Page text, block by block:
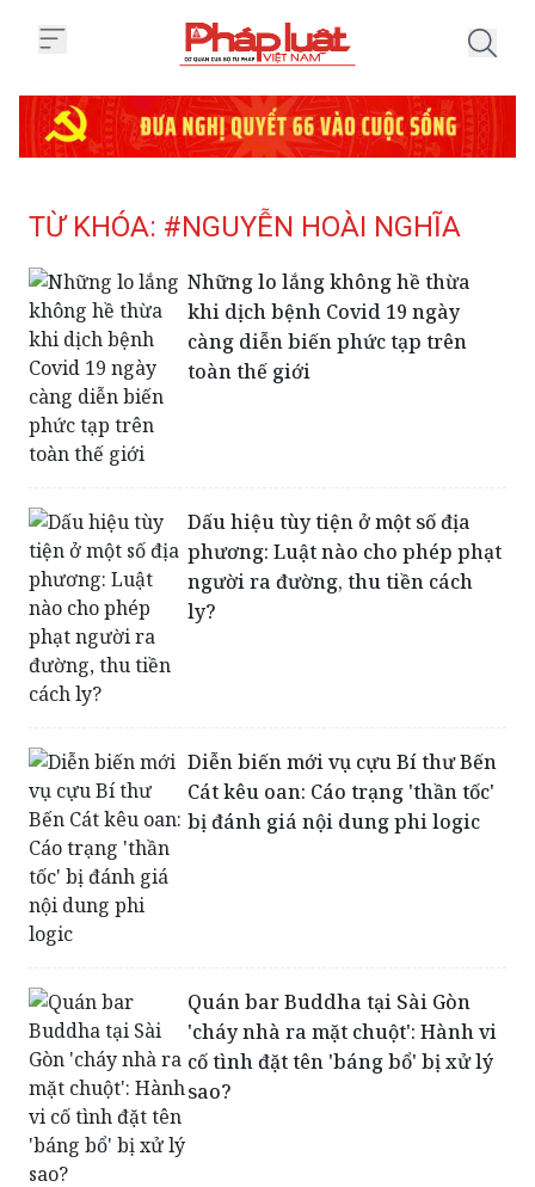
TỪ KHÓA: #NGUYỄN HOÀI NGHĨA
Những lo lắng không hề thừa
khi dịch bệnh Covid 19 ngày
càng diễn biến phức tạp trên
toàn thế giới
Dấu hiệu tùy tiện ở một số địa
phương: Luật nào cho phép phạt
người ra đường, thu tiền cách
ly?
Diễn biến mới vụ cựu Bí thư Bến
Cát kêu oan: Cáo trạng 'thần tốc'
bị đánh giá nội dung phi logic
Quán bar Buddha tại Sài Gòn
'cháy nhà ra mặt chuột': Hành vi
cố tình đặt tên 'báng bổ' bị xử lý
sao?